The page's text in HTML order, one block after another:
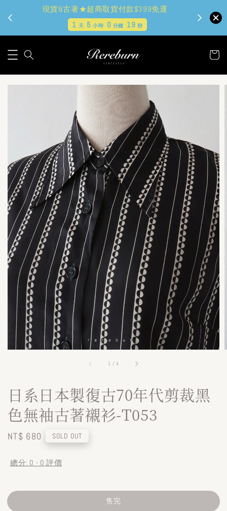
現貨&古著★超商取貨付款$399免運
1 天 5小時 0 分鐘 18 秒
1 /4
日系日本製復古70年代剪裁黑
色無袖古著襯衫-T053
Regular
NT$ 680 SOLD OUT
總分: 0 - 0 評價
售完